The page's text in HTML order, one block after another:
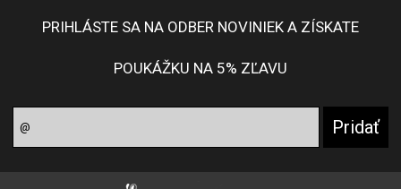
PRIHLÁSTE SA NA ODBER NOVINIEK A ZÍSKATE
POUKÁŽKU NA 5% ZĽAVU